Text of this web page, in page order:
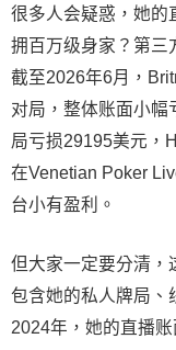
很多人会疑惑，她的
拥百万级身家？第三
截至2026年6月，
对局，整体账面小幅
局亏损29195美元，
在Venetian Poker
台小有盈利。
但大家一定要分清，
包含她的私人牌局、
2024年，她的直播